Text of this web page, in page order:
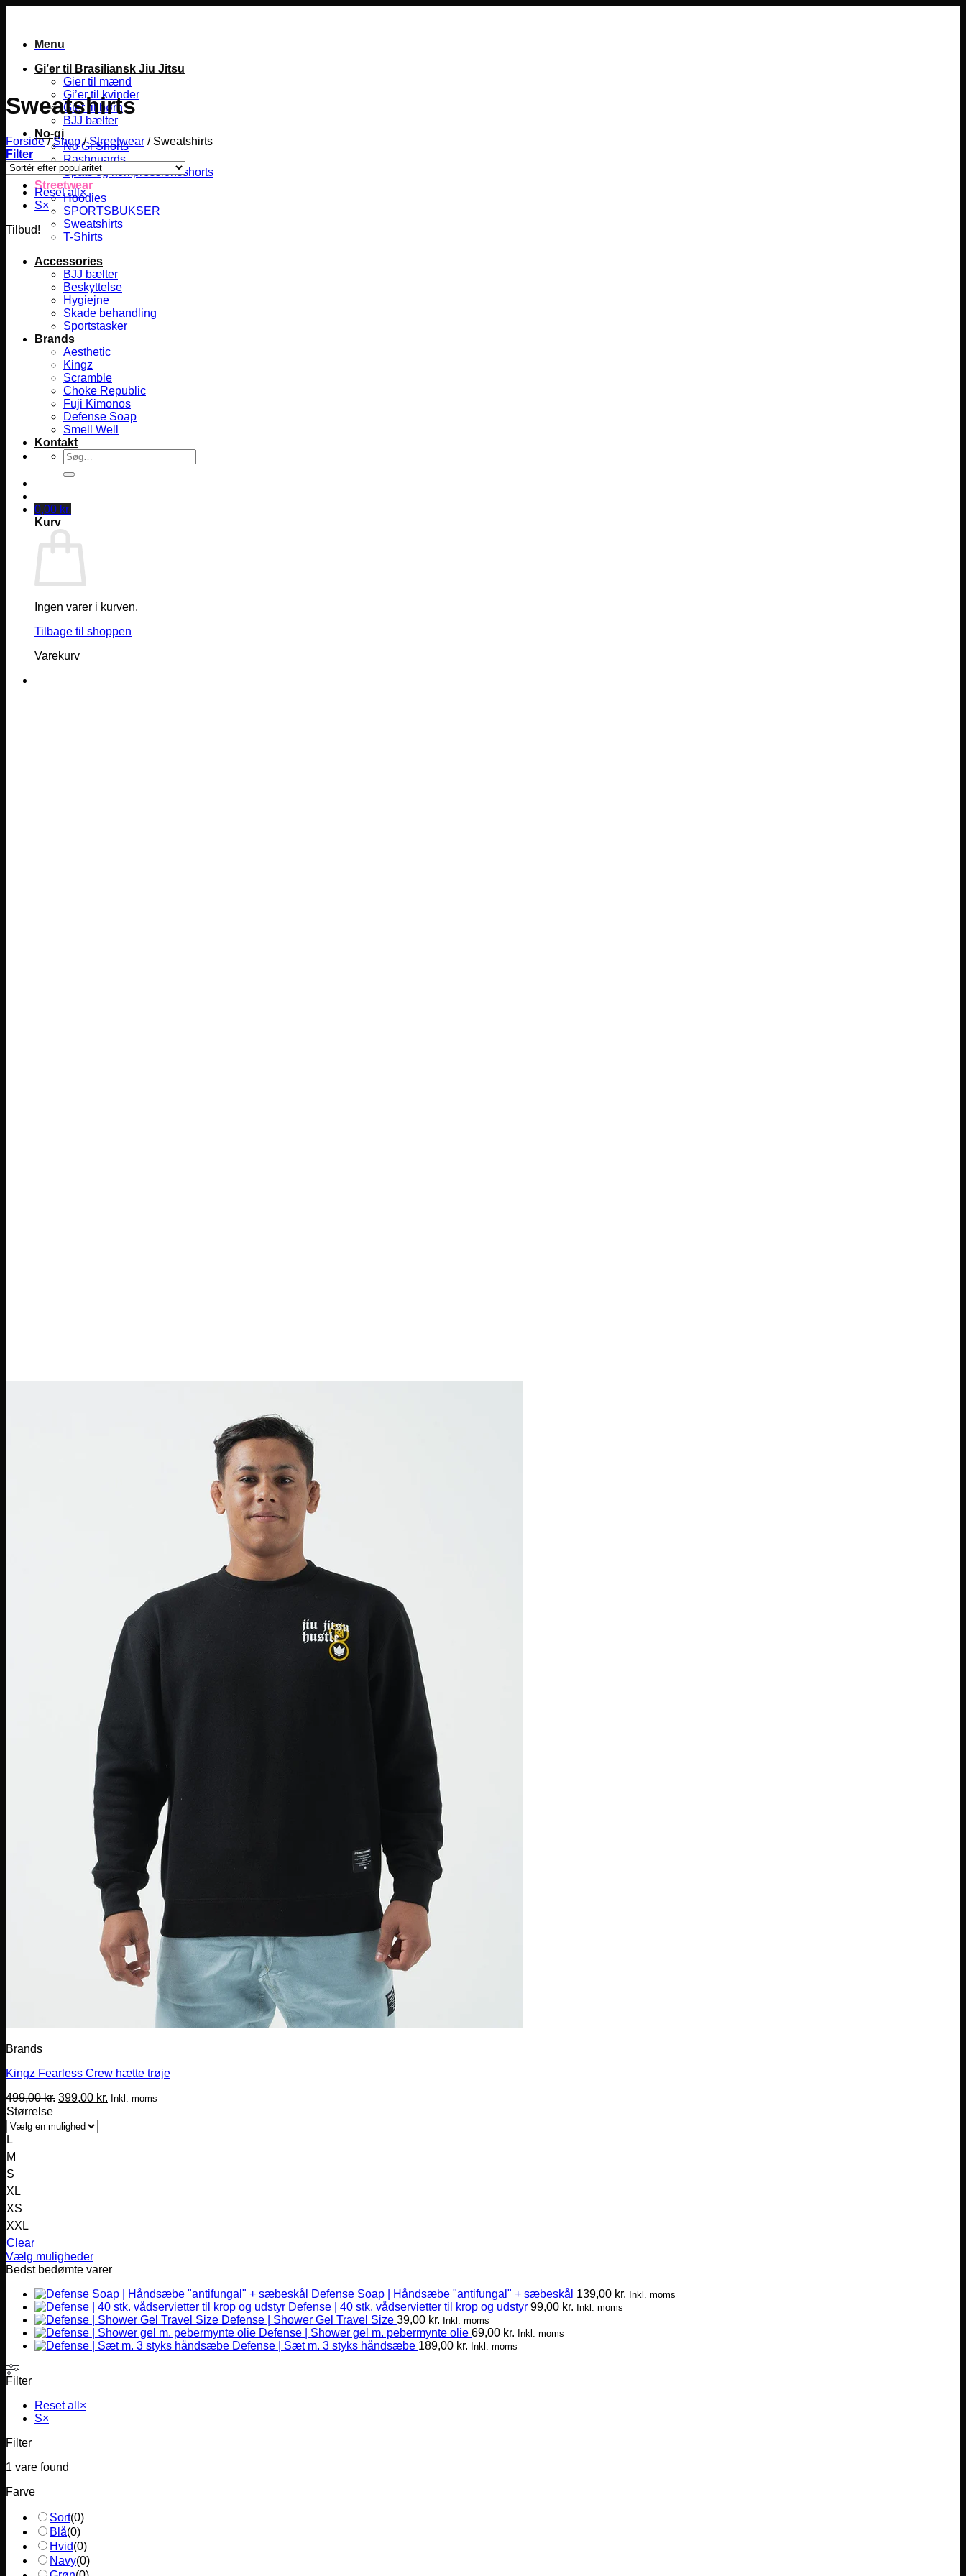
indhold
Menu
Gi’er til Brasiliansk Jiu Jitsu
Gier til mænd
Gi’er til kvinder
Gier til børn
BJJ bælter
No-gi
No Gi Shorts
Rashguards
Spats og kompressionsshorts
Streetwear
Hoodies
SPORTSBUKSER
Sweatshirts
T-Shirts
Accessories
BJJ bælter
Beskyttelse
Hygiejne
Skade behandling
Sportstasker
Brands
Aesthetic
Kingz
Scramble
Choke Republic
Fuji Kimonos
Defense Soap
Smell Well
Kontakt
Søg
efter:
0,00 kr.
Kurv
Ingen varer i kurven.
Tilbage til shoppen
Varekurv
Sweatshirts
Forside / Shop / Streetwear /Sweatshirts
Filter
Reset all×
S×
Tilbud!
Brands
Kingz Fearless Crew hætte trøje
499,00kr. Den
pris
var:
399,00 kr. Den
Inkl. moms
Størrelse
L
M
S
XL
XS
XXL
Clear
Vælg muligheder
Dette
flere
varianter.
Mulighederne
kan
på
varesiden
Bedst bedømte varer
Defense Soap | Håndsæbe "antifungal" + sæbeskål 139,00 kr. Inkl. moms
Defense | 40 stk. vådservietter til krop og udstyr 99,00 kr. Inkl. moms
Defense | Shower Gel Travel Size 39,00 kr. Inkl. moms
Defense | Shower gel m. pebermynte olie 69,00 kr. Inkl. moms
Defense | Sæt m. 3 styks håndsæbe 189,00 kr. Inkl. moms
Filter
Reset all ×
S×
Filter
1 vare found
Farve
Sort(0)
Blå(0)
Hvid(0)
Navy(0)